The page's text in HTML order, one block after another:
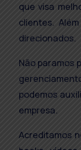
que visa
clientes.
direcionados.
Não paramos
podemos
empresa.
Acreditamos